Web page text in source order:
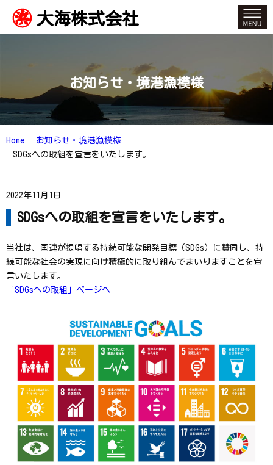
大海株式会社
お知らせ・境港漁模様
Home
お知らせ・境港漁模様
SDGsへの取組を宣言をいたします。
2022年11月1日
SDGsへの取組を宣言をいたします。
当社は、国連が提唱する持続可能な開発目標（SDGs）に賛同し、持
続可能な社会の実現に向け積極的に取り組んでまいりますことを宣
言いたします。
「SDGsへの取組」ページへ